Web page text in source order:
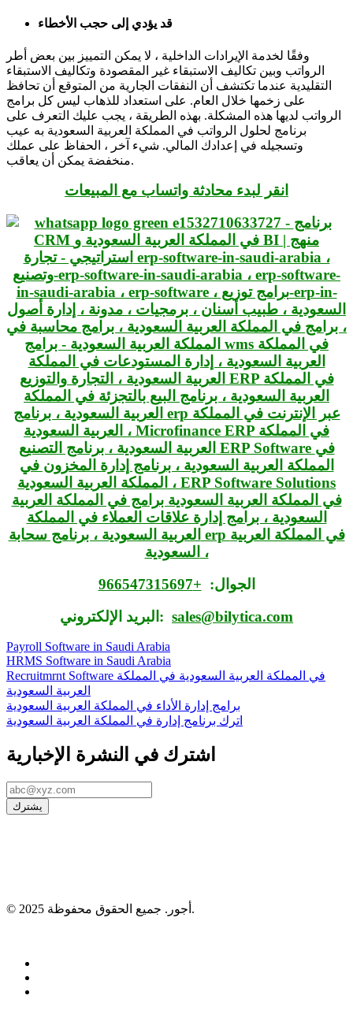
قد يؤدي إلى حجب الأخطاء
وفقًا لخدمة الإيرادات الداخلية ، لا يمكن التمييز بين بعض أطر
الرواتب وبين تكاليف الاستبقاء غير المقصودة وتكاليف الاستبقاء
التقليدية عندما تكتشف أن النفقات الجارية من المتوقع أن تحافظ
على زخمها خلال العام. على استعداد للذهاب ليس كل برامج
الرواتب لديها هذه المشكلة. بهذه الطريقة ، يجب عليك التعرف على
برنامج لحلول الرواتب في المملكة العربية السعودية به عيب
وتسجيله في إعدادك المالي. شيء آخر ، الحفاظ على عملك
منخفضة يمكن أن يعاقب.
انقر لبدء محادثة واتساب مع المبيعات
الجوال: +966547315697
البريد الإلكتروني: sales@bilytica.com
Payroll Software in Saudi Arabia
HRMS Software in Saudi Arabia
Recruitmrnt Software في المملكة العربية السعودية في المملكة
العربية السعودية
برامج إدارة الأداء في المملكة العربية السعودية
اترك برنامج إدارة في المملكة العربية السعودية
اشترك في النشرة الإخبارية
يشترك
© 2025 أجور. جميع الحقوق محفوظة.